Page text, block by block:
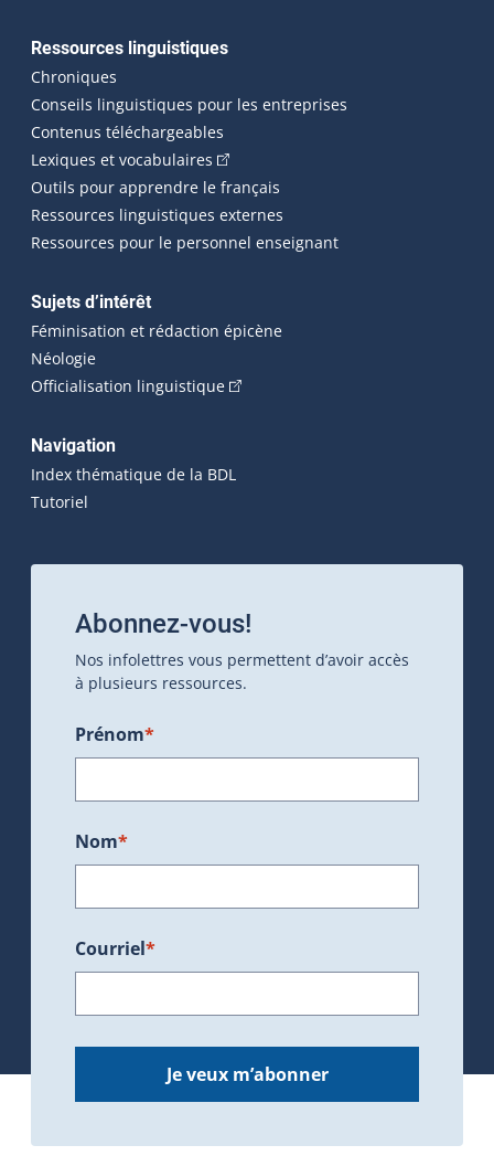
Ressources linguistiques
Chroniques
Conseils linguistiques pour les entreprises
Contenus téléchargeables
Lexiques et vocabulaires (Cet hyperlien externe s'ouvrira
Outils pour apprendre le français
Ressources linguistiques externes
Ressources pour le personnel enseignant
Sujets d’intérêt
Féminisation et rédaction épicène
Néologie
Officialisation linguistique(Cet hyperlien externe s'ouvrira
Navigation
Index thématique de la BDL
Tutoriel
Abonnez-vous!
Nos infolettres vous permettent d’avoir accès
à plusieurs ressources.
Prénom*
Nom*
Courriel*
Je veux m’abonner